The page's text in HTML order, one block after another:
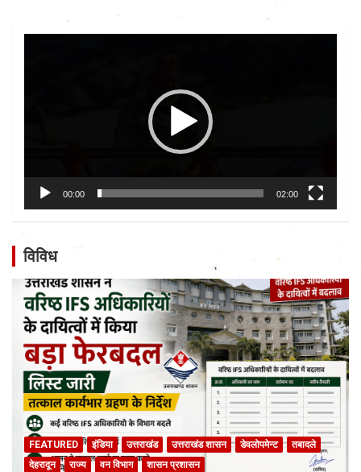
00:00 02:00
विविध
FEATURED इंडिया उत्तराखंड उत्तराखंड शासन डेवलोपमेन्ट
तबादले
देहरादून
राज्य वन विभाग शासन प्रशासन